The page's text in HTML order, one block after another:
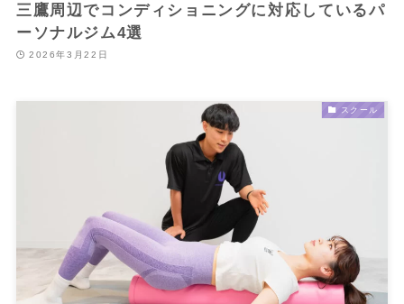
三鷹周辺でコンディショニングに対応しているパ
ーソナルジム4選
2026年3月22日
スクール